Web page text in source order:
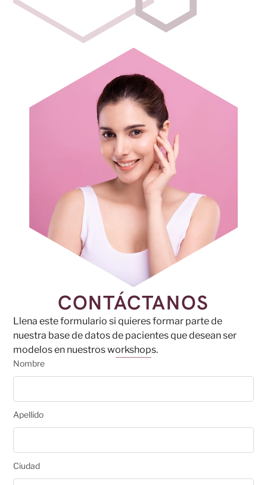
CONTÁCTANOS
Llena este formulario si quieres formar parte de
nuestra base de datos de pacientes que desean ser
modelos en nuestros workshops.
Nombre
Apellido
Ciudad